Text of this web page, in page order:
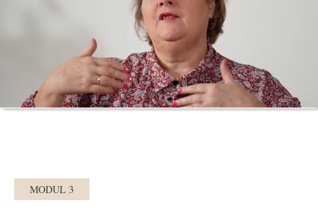
MODUL 3